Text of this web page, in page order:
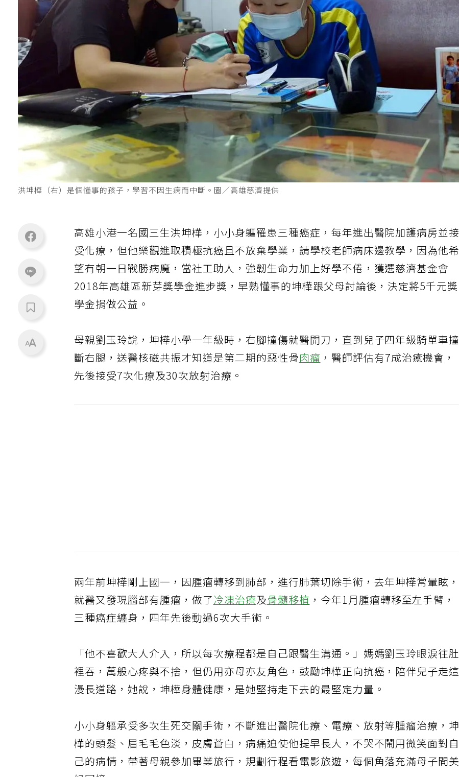
洪坤樺（右）是個懂事的孩子，學習不因生病而中斷。圖／高雄慈濟提供
高雄小港一名國三生洪坤樺，小小身軀罹患三種癌症，每年進出醫院加護病房並接
受化療，但他樂觀進取積極抗癌且不放棄學業，請學校老師病床邊教學，因為他希
望有朝一日戰勝病魔，當社工助人，強韌生命力加上好學不倦，獲選慈濟基金會
2018年高雄區新芽獎學金進步獎，早熟懂事的坤樺跟父母討論後，決定將5千元獎
學金捐做公益。
母親劉玉玲說，坤樺小學一年級時，右腳撞傷就醫開刀，直到兒子四年級騎單車撞
斷右腿，送醫核磁共振才知道是第二期的惡性骨肉瘤 ，醫師評估有7成治癒機會，
先後接受7次化療及30次放射治療。
兩年前坤樺剛上國一，因腫瘤轉移到肺部，進行肺葉切除手術，去年坤樺常暈眩，
就醫又發現腦部有腫瘤，做了冷凍治療及骨髓移植 ，今年1月腫瘤轉移至左手臂，
三種癌症纏身，四年先後動過6次大手術。
「他不喜歡大人介入，所以每次療程都是自己跟醫生溝通。」媽媽劉玉玲眼淚往肚
裡吞，萬般心疼與不捨，但仍用亦母亦友角色，鼓勵坤樺正向抗癌，陪伴兒子走這
漫長道路，她說，坤樺身體健康，是她堅持走下去的最堅定力量。
小小身軀承受多次生死交關手術，不斷進出醫院化療、電療、放射等腫瘤治療，坤
樺的頭髮、眉毛毛色淡，皮膚蒼白，病痛迫使他提早長大，不哭不鬧用微笑面對自
己的病情，帶著母親參加畢業旅行，規劃行程看電影旅遊，每個角落充滿母子間美